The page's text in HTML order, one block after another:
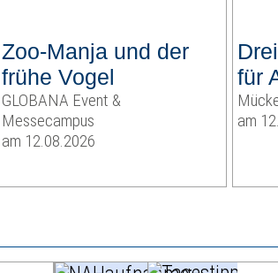
Zoo-Manja und der
frühe Vogel
GLOBANA Event &
Messecampus
am 12.08.2026
für
am